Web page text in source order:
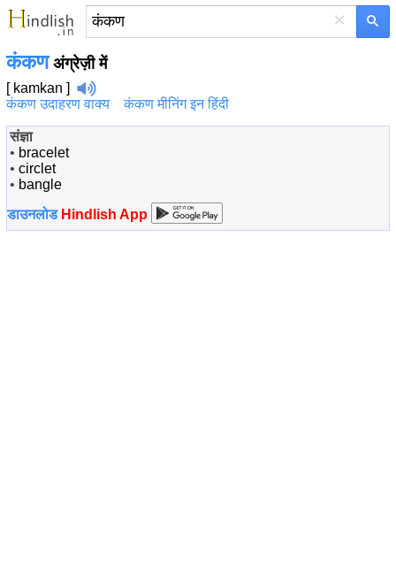
×
कंकणअंग्रेज़ी में
[ kamkan ]
कंकण उदाहरण वाक्य
कंकण मीनिंग इन हिंदी
संज्ञा
• bracelet
• circlet
• bangle
डाउनलोड Hindlish App